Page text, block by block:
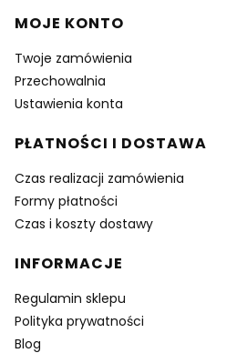
MOJE KONTO
Twoje zamówienia
Przechowalnia
Ustawienia konta
PŁATNOŚCI I DOSTAWA
Czas realizacji zamówienia
Formy płatności
Czas i koszty dostawy
INFORMACJE
Regulamin sklepu
Polityka prywatności
Blog